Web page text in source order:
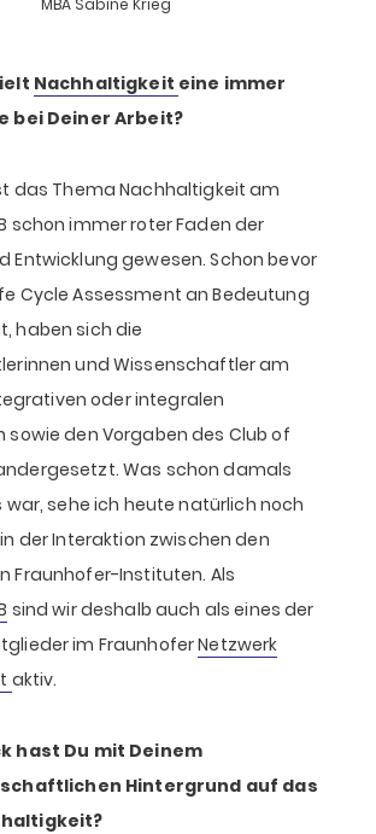
MBA Sabine Krieg
Nachhaltigkeit eine immer
bei Deiner Arbeit?
das Thema Nachhaltigkeit am
schon immer roter Faden der
Entwicklung gewesen. Schon bevor
Cycle Assessment an Bedeutung
haben sich die
und Wissenschaftler am
oder integralen
sowie den Vorgaben des Club of
Was schon damals
war, sehe ich heute natürlich noch
der Interaktion zwischen den
Fraunhofer-Instituten. Als
sind wir deshalb auch als eines der
im FraunhoferNetzwerk
aktiv.
hast Du mit Deinem
Hintergrund auf das